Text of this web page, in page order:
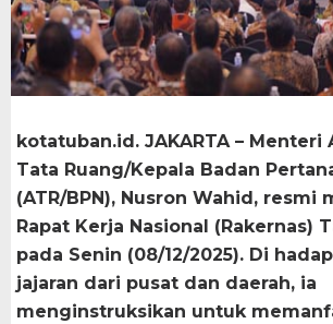
kotatuban.id. JAKARTA – Menteri
Tata Ruang/Kepala Badan
(ATR/BPN), Nusron Wahid, resmi
Rapat Kerja Nasional (Rakernas)
pada Senin (08/12/2025). Di
jajaran dari pusat dan daerah, ia
menginstruksikan untuk